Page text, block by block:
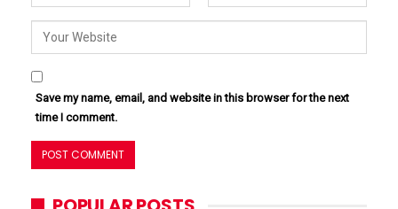
Save my name, email, and website in this browser for the next
time I comment.